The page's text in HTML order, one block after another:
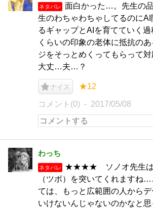
ネタバレ
面白かった…。先生の
生のわちゃわちゃしてるのに
るギャップとAIを育てていく
くらいの印象の老体に抵抗の
ジをそっとめくってもらって
大丈…夫…？
ナイス ★12
コメント(0) 2017/05/08
わっち
ネタバレ
★★★★ ソノオ先生は
（ツボ）を突いてくれますね
ては、もっと広範囲の人から
いけないんじゃないのかなと